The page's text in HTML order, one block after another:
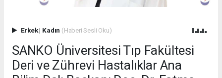
Erkek| Kadın (Haberi Sesli Oku)
SANKO Üniversitesi Tıp Fakültesi
Deri ve Zührevi Hastalıklar Ana